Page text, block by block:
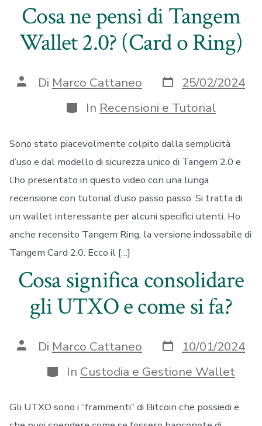
Cosa ne pensi di Tangem
Wallet 2.0? (Card o Ring)
Autore
articolo
Di Marco Cattaneo Data
articolo
25/02/2024
Categorie
In Recensioni e Tutorial
Sono stato piacevolmente colpito dalla semplicità
d’uso e dal modello di sicurezza unico di Tangem 2.0 e
l’ho presentato in questo video con una lunga
recensione con tutorial d’uso passo passo. Si tratta di
un wallet interessante per alcuni specifici utenti. Ho
anche recensito Tangem Ring, la versione indossabile di
Tangem Card 2.0. Ecco il […]
Cosa significa consolidare
gli UTXO e come si fa?
Autore
articolo
Di Marco Cattaneo Data
articolo
10/01/2024
Categorie
In Custodia e Gestione Wallet
Gli UTXO sono i “frammenti” di Bitcoin che possiedi e